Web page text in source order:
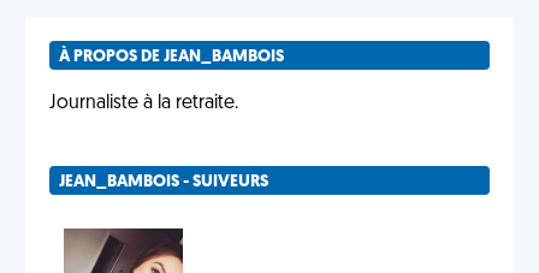
À PROPOS DE JEAN_BAMBOIS
Journaliste à la retraite.
JEAN_BAMBOIS - SUIVEURS